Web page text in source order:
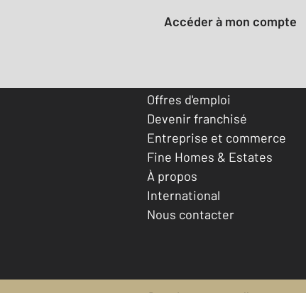
Accéder à mon compte
Offres d'emploi
Devenir franchisé
Entreprise et commerce
Fine Homes & Estates
À propos
International
Nous contacter